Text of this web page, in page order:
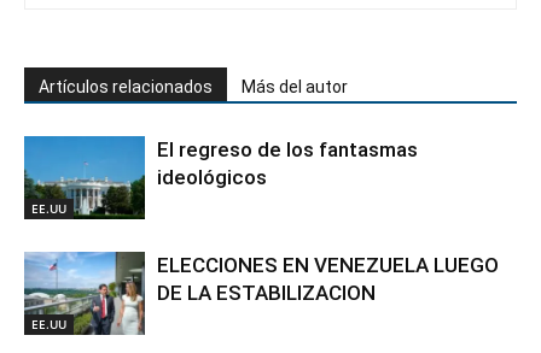
Artículos relacionados Más del autor
EE.UU
El regreso de los fantasmas
ideológicos
EE.UU
ELECCIONES EN VENEZUELA LUEGO
DE LA ESTABILIZACION